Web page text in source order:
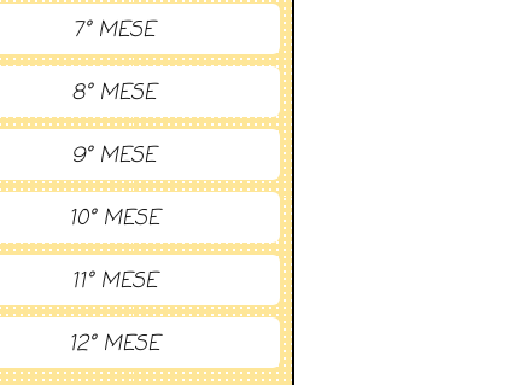
7° MESE
8° MESE
9° MESE
10° MESE
11° MESE
12° MESE